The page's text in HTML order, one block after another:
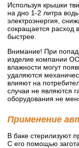
Используя крышки
на дно 1-2 литра
электроэнергия,
сокращается расход
быстрее.
Внимание! При
изделие компании
влажности могут
удаляются
влияют на
случаи не являются
оборудования не
Применение
В баке стерилизуют
С его помощью